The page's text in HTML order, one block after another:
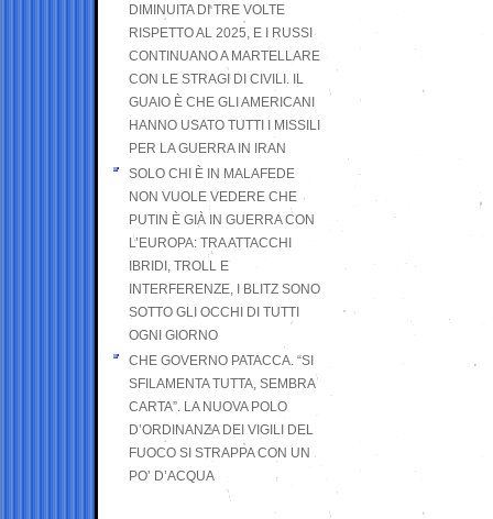
DIMINUITA DI TRE VOLTE
RISPETTO AL 2025, E I RUSSI
CONTINUANO A MARTELLARE
CON LE STRAGI DI CIVILI. IL
GUAIO È CHE GLI AMERICANI
HANNO USATO TUTTI I MISSILI
PER LA GUERRA IN IRAN
SOLO CHI È IN MALAFEDE
NON VUOLE VEDERE CHE
PUTIN È GIÀ IN GUERRA CON
L’EUROPA: TRA ATTACCHI
IBRIDI, TROLL E
INTERFERENZE, I BLITZ SONO
SOTTO GLI OCCHI DI TUTTI
OGNI GIORNO
CHE GOVERNO PATACCA. “SI
SFILAMENTA TUTTA, SEMBRA
CARTA”. LA NUOVA POLO
D’ORDINANZA DEI VIGILI DEL
FUOCO SI STRAPPA CON UN
PO’ D’ACQUA